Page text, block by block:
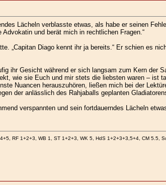
Lächeln verblasste etwas, als habe er seinen
und berät mich in rechtlichen Fragen.“
„Capitan Diago kennt ihr ja bereits.“ Er schien es
ihr Gesicht während er sich langsam zum Kern der
wie sie Euch und mir stets die liebsten waren – ist
Nuancen herauszuhören, ließen mich bei der
der anlässlich des Rahjaballs geplanten
verspannten und sein fortdauerndes Lächeln
RF 1+2+3, WB 1, ST 1+2+3, WK 5, HdS 1+2+3+3,5+4, CM 5.5,